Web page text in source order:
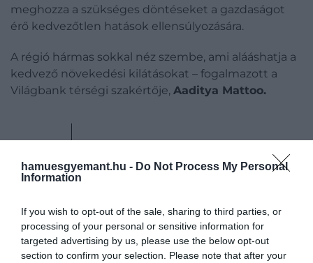
hamuesgyemant.hu - Do Not Process My Personal
Information
If you wish to opt-out of the sale, sharing to third parties, or
processing of your personal or sensitive information for
targeted advertising by us, please use the below opt-out
section to confirm your selection. Please note that after your
meghozza a szükséges döntéseket a gazdaságot
érő kedvezőtlen hatások ellensúlyozására.
A régió hármas sokkal néz szembe, ami alááshatja a
kedvező növekedési kilátásokat – fogalmazott a
Világbank térségi szakértője, Aaditya Mattoo.
jelenti a legnagyobb
gazdasági növekedésére.
Hatására emelkednek az
élelmiszer- és